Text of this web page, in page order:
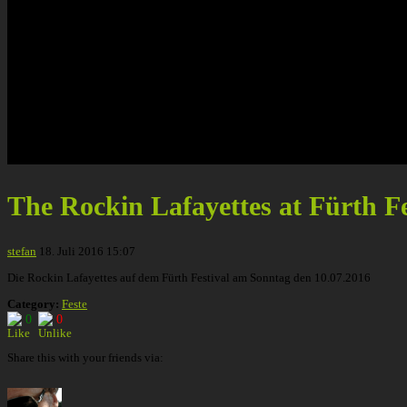
The Rockin Lafayettes at Fürth
stefan 18. Juli 2016 15:07
Die Rockin Lafayettes auf dem Fürth Festival am Sonntag den 10.07.2016
Category: Feste
0
0
Share this with your friends via: